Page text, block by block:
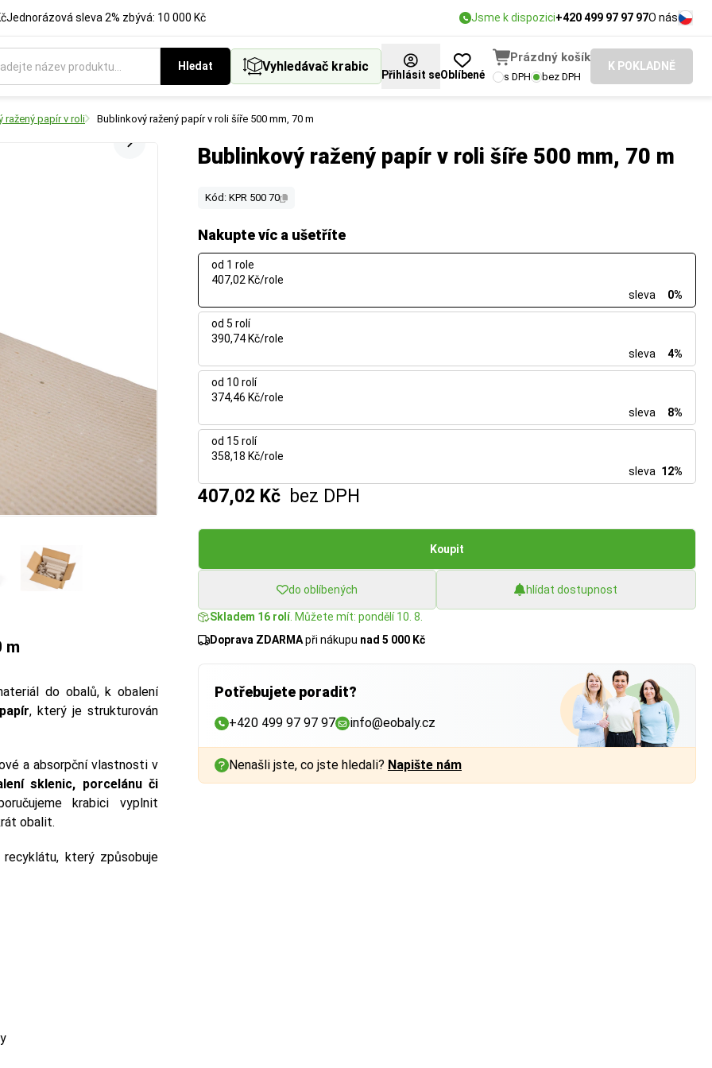
Jednorázová sleva 2% zbývá: 10 000 Kč Jsme k dispozici+420 499 97 97 97O nás
Hledat Vyhledávač krabic
Přihlásit seOblíbené
Prázdný košík
s DPH bez DPH
K POKLADNĚ
ražený papír v roli Bublinkový ražený papír v roli šíře 500 mm, 70 m
Bublinkový ražený papír v roli šíře 500 mm, 70 m
Kód: KPR 500 70
Nakupte víc a ušetříte
od 1 role
407,02 Kč/role
sleva
0%
od 5 rolí
390,74 Kč/role
sleva
4%
od 10 rolí
374,46 Kč/role
sleva
8%
od 15 rolí
358,18 Kč/role
sleva 12%
407,02 Kč bez DPH
Koupit
do oblíbených hlídat dostupnost
Skladem 16 rolí. Můžete mít: pondělí 10. 8.
Doprava ZDARMApři nákupu nad 5 000 Kč
Potřebujete poradit?
+420 499 97 97 97 info@eobaly.cz
Nenašli jste, co jste hledali? Napište nám
m
do obalů, k obalení
, který je strukturován
a absorpční vlastnosti v
sklenic, porcelánu či
krabici vyplnit
obalit.
který způsobuje